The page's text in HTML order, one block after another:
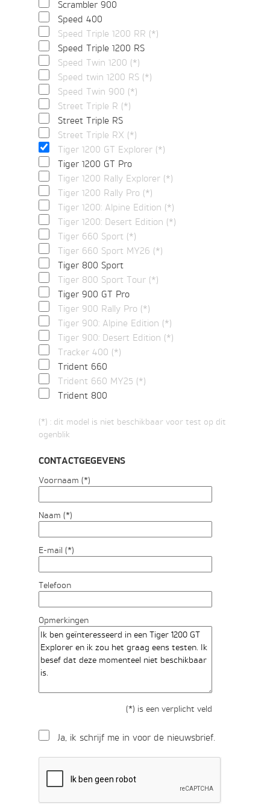
Scrambler 900
Speed 400
Speed Triple 1200 RR (*)
Speed Triple 1200 RS
Speed Twin 1200 (*)
Speed twin 1200 RS (*)
Speed Twin 900 (*)
Street Triple R (*)
Street Triple RS
Street Triple RX (*)
Tiger 1200 GT Explorer (*)
Tiger 1200 GT Pro
Tiger 1200 Rally Explorer (*)
Tiger 1200 Rally Pro (*)
Tiger 1200: Alpine Edition (*)
Tiger 1200: Desert Edition (*)
Tiger 660 Sport (*)
Tiger 660 Sport MY26 (*)
Tiger 800 Sport
Tiger 800 Sport Tour (*)
Tiger 900 GT Pro
Tiger 900 Rally Pro (*)
Tiger 900: Alpine Edition (*)
Tiger 900: Desert Edition (*)
Tracker 400 (*)
Trident 660
Trident 660 MY25 (*)
Trident 800
(*) : dit model is niet beschikbaar voor test op dit
ogenblik
CONTACTGEGEVENS
Voornaam (*)
Naam (*)
E-mail (*)
Telefoon
Opmerkingen
(*) is een verplicht veld
Ja, ik schrijf me in voor de nieuwsbrief.